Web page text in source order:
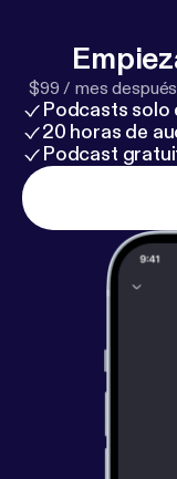
$99 / mes
Podcasts solo
20 horas de
Podcast